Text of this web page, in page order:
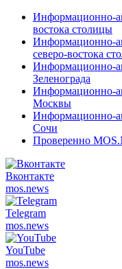
Информационно-
востока столицы
Информационно-
северо-востока
Информационно-
Зеленограда
Информационно-
Москвы
Информационно-
Сочи
Проверенно
Вконтакте
mos.news
Telegram
mos.news
YouTube
mos.news